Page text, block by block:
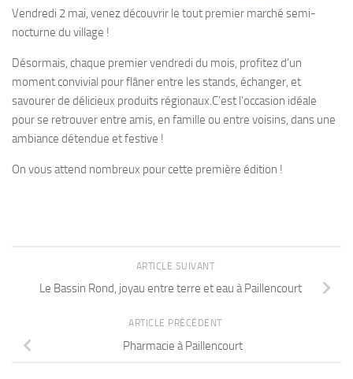
Vendredi 2 mai, venez découvrir le tout premier marché semi-
nocturne du village !
Désormais, chaque premier vendredi du mois, profitez d’un
moment convivial pour flâner entre les stands, échanger, et
savourer de délicieux produits régionaux.C’est l’occasion idéale
pour se retrouver entre amis, en famille ou entre voisins, dans une
ambiance détendue et festive !
On vous attend nombreux pour cette première édition !
ARTICLE SUIVANT
Le Bassin Rond, joyau entre terre et eau à Paillencourt
ARTICLE PRÉCÉDENT
Pharmacie à Paillencourt